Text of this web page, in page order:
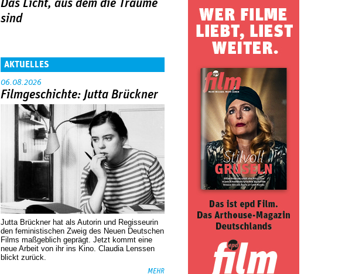
Das Licht, aus dem die Träume
sind
AKTUELLES
06.08.2026
Filmgeschichte: Jutta Brückner
Jutta Brückner hat als Autorin und Regisseurin
den feministischen Zweig des Neuen Deutschen
Films maßgeblich geprägt. Jetzt kommt eine
neue Arbeit von ihr ins Kino. Claudia Lenssen
blickt zurück.
MEHR